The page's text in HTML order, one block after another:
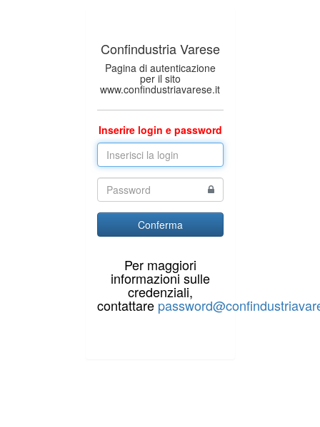
Confindustria Varese
Pagina di autenticazione
per il sito
www.confindustriavarese.it
Inserire login e password
Conferma
Per maggiori
informazioni sulle
credenziali,
contattare